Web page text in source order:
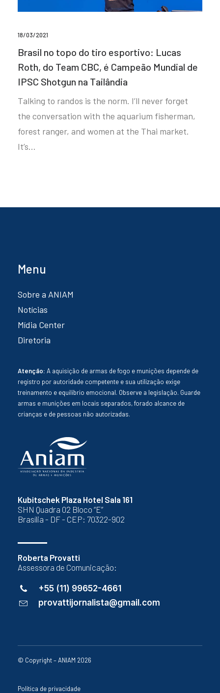
18/03/2021
Brasil no topo do tiro esportivo: Lucas
Roth, do Team CBC, é Campeão Mundial de
IPSC Shotgun na Tailândia
Talking to randos is the norm. I’ll never forget
the conversation with the aquarium fisherman,
forest ranger, and women at the Thai market.
It’s…
Kubitschek Plaza Hotel Sala 161
SHN Quadra 02 Bloco “E”
Brasília - DF - CEP: 70322-902
Roberta Provatti
Assessora de Comunicação:
+55 (11) 99652-4661
provattijornalista@gmail.com
Menu
Sobre a ANIAM
Notícias
Mídia Center
Diretoria
Atenção: A aquisição de armas de fogo e munições depende de
registro por autoridade competente e sua utilização exige
treinamento e equilíbrio emocional. Observe a legislação. Guarde
armas e munições em locais separados, forado alcance de
crianças e de pessoas não autorizadas.
© Copyright – ANIAM 2026
Política de privacidade